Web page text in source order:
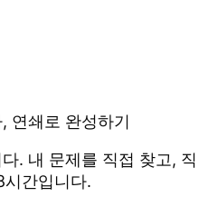
연쇄로 완성하기
. 내 문제를 직접 찾고, 직
간입니다.